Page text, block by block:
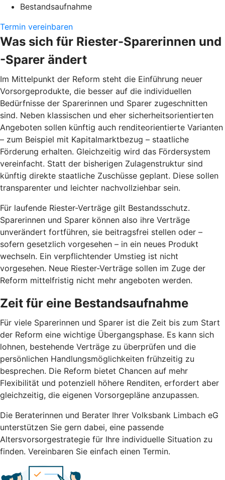
Bestandsaufnahme
Termin vereinbaren
Was sich für Riester-Sparerinnen und
-Sparer ändert
Im Mittelpunkt der Reform steht die Einführung neuer
Vorsorgeprodukte, die besser auf die individuellen
Bedürfnisse der Sparerinnen und Sparer zugeschnitten
sind. Neben klassischen und eher sicherheitsorientierten
Angeboten sollen künftig auch renditeorientierte Varianten
– zum Beispiel mit Kapitalmarktbezug – staatliche
Förderung erhalten. Gleichzeitig wird das Fördersystem
vereinfacht. Statt der bisherigen Zulagenstruktur sind
künftig direkte staatliche Zuschüsse geplant. Diese sollen
transparenter und leichter nachvollziehbar sein.
Für laufende Riester-Verträge gilt Bestandsschutz.
Sparerinnen und Sparer können also ihre Verträge
unverändert fortführen, sie beitragsfrei stellen oder –
sofern gesetzlich vorgesehen – in ein neues Produkt
wechseln. Ein verpflichtender Umstieg ist nicht
vorgesehen. Neue Riester-Verträge sollen im Zuge der
Reform mittelfristig nicht mehr angeboten werden.
Zeit für eine Bestandsaufnahme
Für viele Sparerinnen und Sparer ist die Zeit bis zum Start
der Reform eine wichtige Übergangsphase. Es kann sich
lohnen, bestehende Verträge zu überprüfen und die
persönlichen Handlungsmöglichkeiten frühzeitig zu
besprechen. Die Reform bietet Chancen auf mehr
Flexibilität und potenziell höhere Renditen, erfordert aber
gleichzeitig, die eigenen Vorsorgepläne anzupassen.
Die Beraterinnen und Berater Ihrer Volksbank Limbach eG
unterstützen Sie gern dabei, eine passende
Altersvorsorgestrategie für Ihre individuelle Situation zu
finden. Vereinbaren Sie einfach einen Termin.